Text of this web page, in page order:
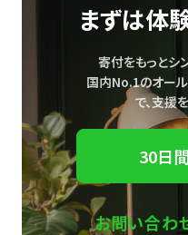
まずは体
寄付をもっとシ
国内No.1のオー
で、支援を
30日
お問い合わ